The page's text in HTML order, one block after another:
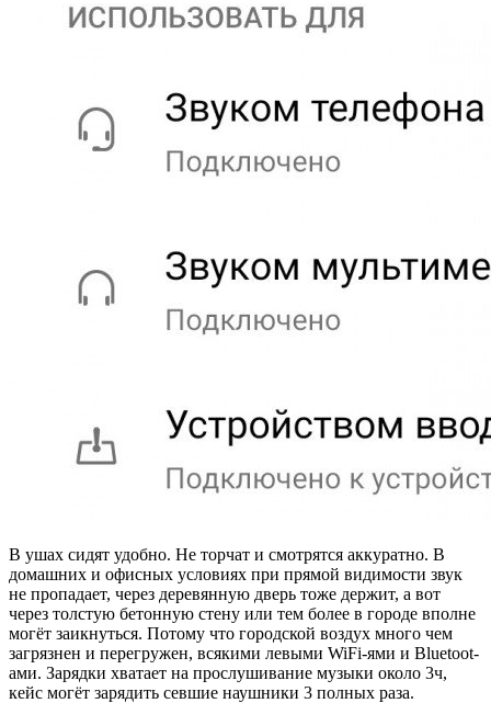
В ушах сидят удобно. Не торчат и смотрятся аккуратно. В
домашних и офисных условиях при прямой видимости звук
не пропадает, через деревянную дверь тоже держит, а вот
через толстую бетонную стену или тем более в городе вполне
могёт заикнуться. Потому что городской воздух много чем
загрязнен и перегружен, всякими левыми WiFi-ями и Bluetoot-
ами. Зарядки хватает на прослушивание музыки около 3ч,
кейс могёт зарядить севшие наушники 3 полных раза.